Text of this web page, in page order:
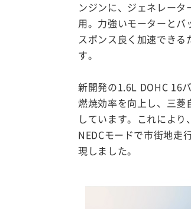
ンジンに、ジェネレー
用。力強いモーターとバ
スポンス良く加速でき
す。
新開発の1.6L DOHC 16
燃焼効率を向上し、三菱
しています。これにより
NEDCモードで市街地走
現しました。